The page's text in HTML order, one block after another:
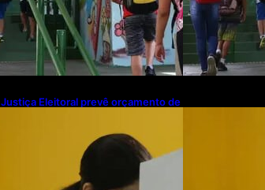
Justiça Eleitoral prevê orçamento de